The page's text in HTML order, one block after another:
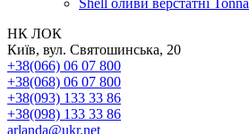
НК ЛОК
Київ, вул. Святошинська, 20
+38(066) 06 07 800
+38(068) 06 07 800
+38(093) 133 33 86
+38(098) 133 33 86
arlanda@ukr.net